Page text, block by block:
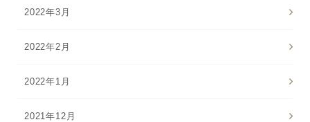
2022年3月
2022年2月
2022年1月
2021年12月